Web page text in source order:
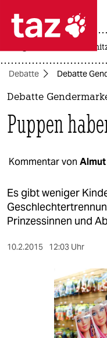
 taz
politik
öko
gesellschaft
kultur
wahrheit
Debatte Debatte
Debatte
Puppen
Kommentar von
Es gibt weniger
Prinzessinnen und
10.2.2015 12:03 Uhr